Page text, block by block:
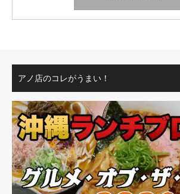
アノ店のコレがうまい！